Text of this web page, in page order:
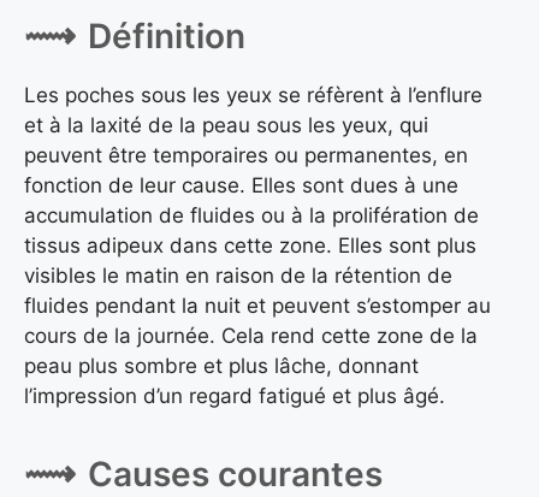
Définition
Les poches sous les yeux se réfèrent à l’enflure
et à la laxité de la peau sous les yeux, qui
peuvent être temporaires ou permanentes, en
fonction de leur cause. Elles sont dues à une
accumulation de fluides ou à la prolifération de
tissus adipeux dans cette zone. Elles sont plus
visibles le matin en raison de la rétention de
fluides pendant la nuit et peuvent s’estomper au
cours de la journée. Cela rend cette zone de la
peau plus sombre et plus lâche, donnant
l’impression d’un regard fatigué et plus âgé.
Causes courantes